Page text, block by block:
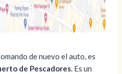
de nuevo el auto, es
de Pescadores. Es un